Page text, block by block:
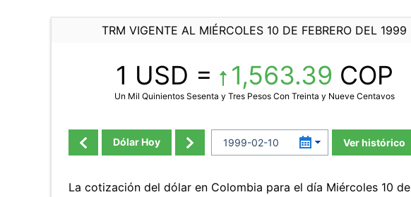
TRM VIGENTE AL MIÉRCOLES 10 DE FEBRERO DEL 1999
1 USD = 1,563.39 COP
Un Mil Quinientos Sesenta y Tres Pesos Con Treinta y Nueve Centavos
Dólar Hoy Ver histórico
La cotización del dólar en Colombia para el día Miércoles 10 de